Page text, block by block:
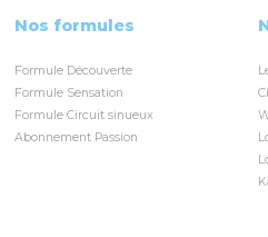
Nos formules
Formule Découverte
Formule Sensation
Formule Circuit sinueux
Abonnement Passion